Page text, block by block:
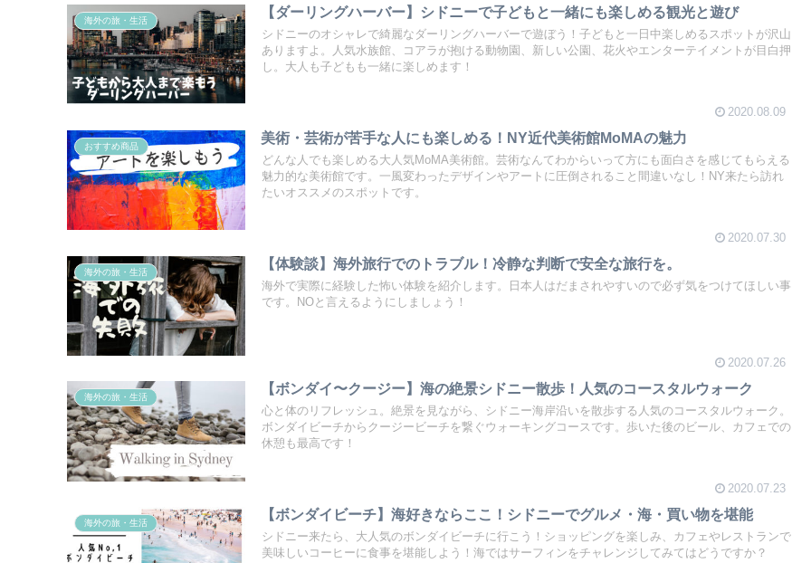
海外の旅・生活
【ダーリングハーバー】シドニーで子どもと一緒にも楽しめる観光と遊び
シドニーのオシャレで綺麗なダーリングハーバーで遊ぼう！子どもと一日中楽しめるスポットが沢山
ありますよ。人気水族館、コアラが抱ける動物園、新しい公園、花火やエンターテイメントが目白押
し。大人も子どもも一緒に楽しめます！
2020.08.09
おすすめ商品
美術・芸術が苦手な人にも楽しめる！NY近代美術館MoMAの魅力
どんな人でも楽しめる大人気MoMA美術館。芸術なんてわからいって方にも面白さを感じてもらえる
魅力的な美術館です。一風変わったデザインやアートに圧倒されること間違いなし！NY来たら訪れ
たいオススメのスポットです。
2020.07.30
海外の旅・生活
【体験談】海外旅行でのトラブル！冷静な判断で安全な旅行を。
海外で実際に経験した怖い体験を紹介します。日本人はだまされやすいので必ず気をつけてほしい事
です。NOと言えるようにしましょう！
2020.07.26
海外の旅・生活
【ボンダイ〜クージー】海の絶景シドニー散歩！人気のコースタルウォーク
心と体のリフレッシュ。絶景を見ながら、シドニー海岸沿いを散歩する人気のコースタルウォーク。
ボンダイビーチからクージービーチを繋ぐウォーキングコースです。歩いた後のビール、カフェでの
休憩も最高です！
2020.07.23
海外の旅・生活
【ボンダイビーチ】海好きならここ！シドニーでグルメ・海・買い物を堪能
シドニー来たら、大人気のボンダイビーチに行こう！ショッピングを楽しみ、カフェやレストランで
美味しいコーヒーに食事を堪能しよう！海ではサーフィンをチャレンジしてみてはどうですか？